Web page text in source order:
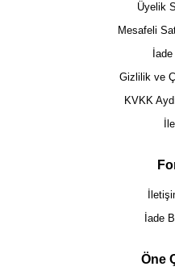
Üyelik
Mesafeli
Gizlilik ve
KVKK
İade
Öne